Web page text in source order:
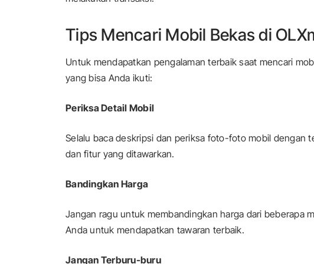
Tips Mencari Mobil Bekas di
Untuk mendapatkan pengalaman terbaik saat mencari
yang bisa Anda ikuti:
Periksa Detail Mobil
Selalu baca deskripsi dan periksa foto-foto mobil dengan
dan fitur yang ditawarkan.
Bandingkan Harga
Jangan ragu untuk membandingkan harga dari beberapa
Anda untuk mendapatkan tawaran terbaik.
Jangan Terburu-buru